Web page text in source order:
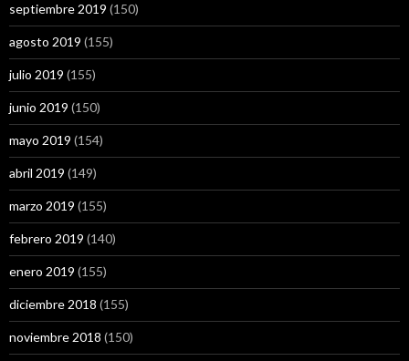
septiembre 2019 (150)
agosto 2019 (155)
julio 2019 (155)
junio 2019 (150)
mayo 2019 (154)
abril 2019 (149)
marzo 2019 (155)
febrero 2019 (140)
enero 2019 (155)
diciembre 2018 (155)
noviembre 2018 (150)